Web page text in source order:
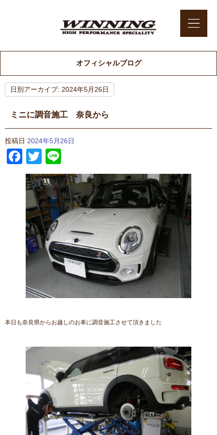
オフィシャルブログ
日別アーカイブ: 2024年5月26日
ミニに調音施工 奈良から
投稿日 2024年5月26日
Facebook
Twitter
本日も奈良県からお越しのお車に調音施工させて頂きました